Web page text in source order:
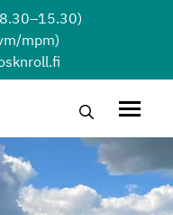
mpm)
Hae…Avaa